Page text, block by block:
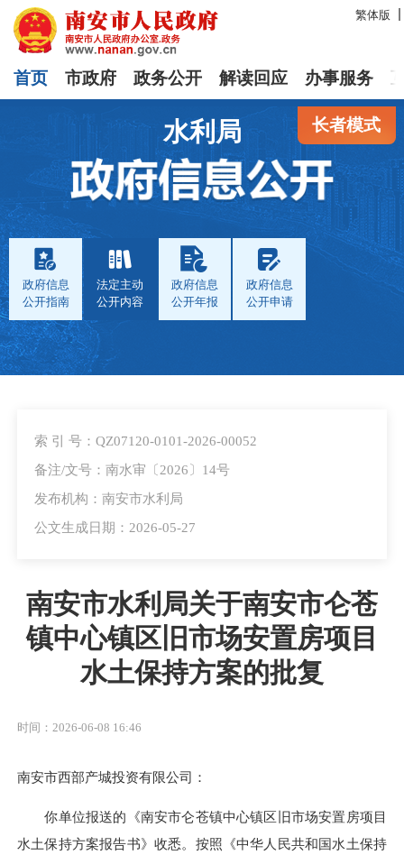
繁体版
首页 市政府 政务公开 解读回应 办事服务
长者模式
水利局
政府信息
公开指南
法定主动
公开内容
政府信息
公开年报
政府信息
公开申请
索 引 号：QZ07120-0101-2026-00052
备注/文号：南水审〔2026〕14号
发布机构：南安市水利局
公文生成日期：2026-05-27
南安市水利局关于南安市仑苍
镇中心镇区旧市场安置房项目
水土保持方案的批复
时间：2026-06-08 16:46
南安市西部产城投资有限公司：
你单位报送的《南安市仑苍镇中心镇区旧市场安置房项目
水土保持方案报告书》收悉。按照《中华人民共和国水土保持